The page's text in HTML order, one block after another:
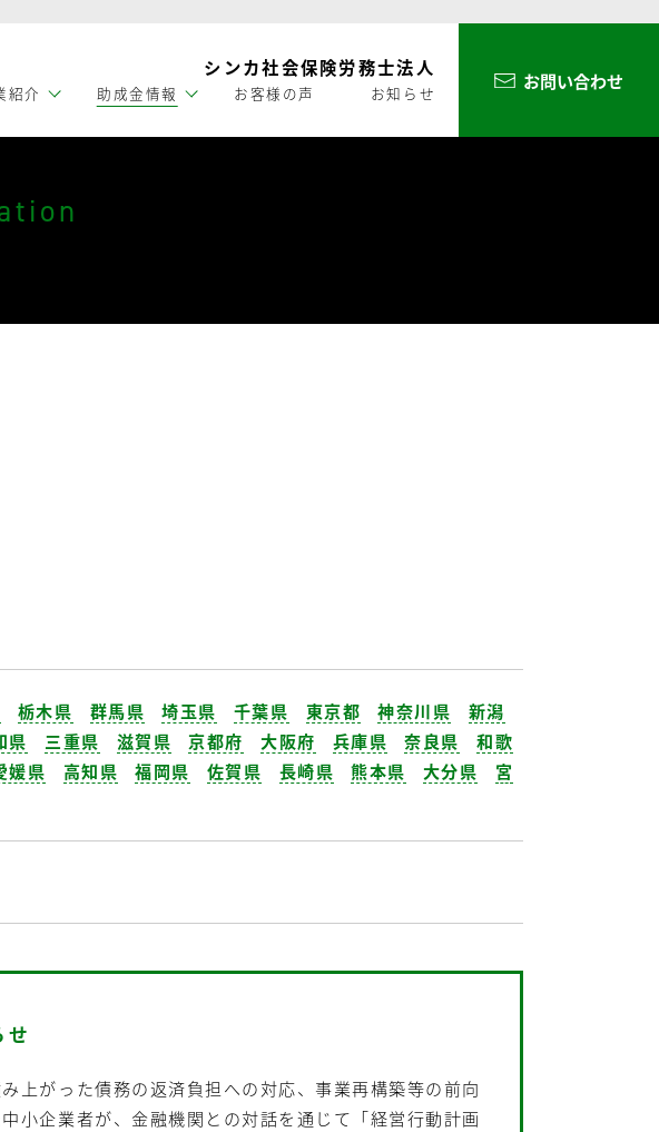
シンカ社会保険労務士法人
紹介 助成金情報 お客様の声 お知らせ お問い合わせ
栃木県 群馬県 埼玉県 千葉県 東京都 神奈川県
新潟
県 三重県 滋賀県 京都府 大阪府 兵庫県 奈良県
和歌
媛県 高知県 福岡県 佐賀県 長崎県 熊本県 大分県
宮
せ
上がった債務の返済負担への対応、事業再構築等の前向
小企業者が、金融機関との対話を通じて「経営行動計画